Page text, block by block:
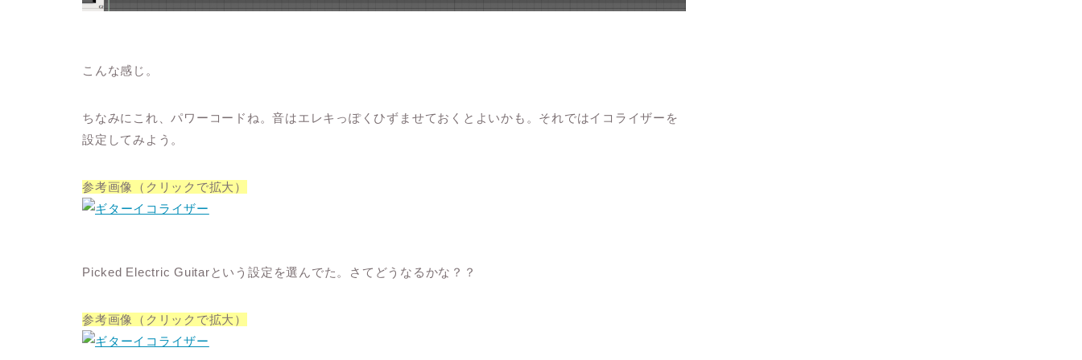
こんな感じ。
ちなみにこれ、パワーコードね。音はエレキっぽくひずませておくとよいかも。それではイコライザーを
設定してみよう。
参考画像（クリックで拡大）
Picked Electric Guitarという設定を選んでた。さてどうなるかな？？
参考画像（クリックで拡大）